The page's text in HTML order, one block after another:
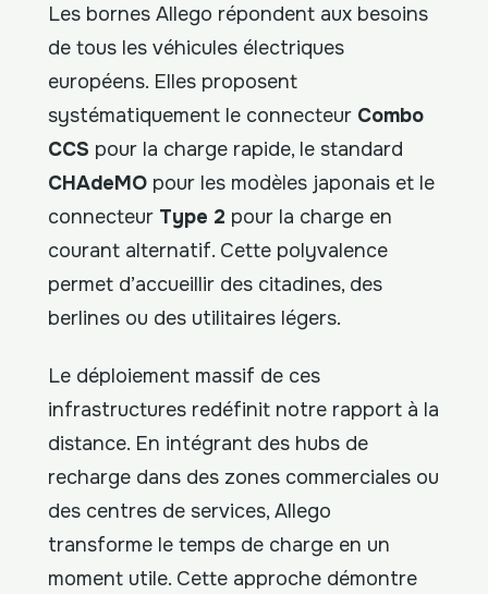
Les bornes Allego répondent aux besoins
de tous les véhicules électriques
européens. Elles proposent
systématiquement le connecteur Combo
CCS pour la charge rapide, le standard
CHAdeMO pour les modèles japonais et le
connecteur Type 2 pour la charge en
courant alternatif. Cette polyvalence
permet d’accueillir des citadines, des
berlines ou des utilitaires légers.
Le déploiement massif de ces
infrastructures redéfinit notre rapport à la
distance. En intégrant des hubs de
recharge dans des zones commerciales ou
des centres de services, Allego
transforme le temps de charge en un
moment utile. Cette approche démontre